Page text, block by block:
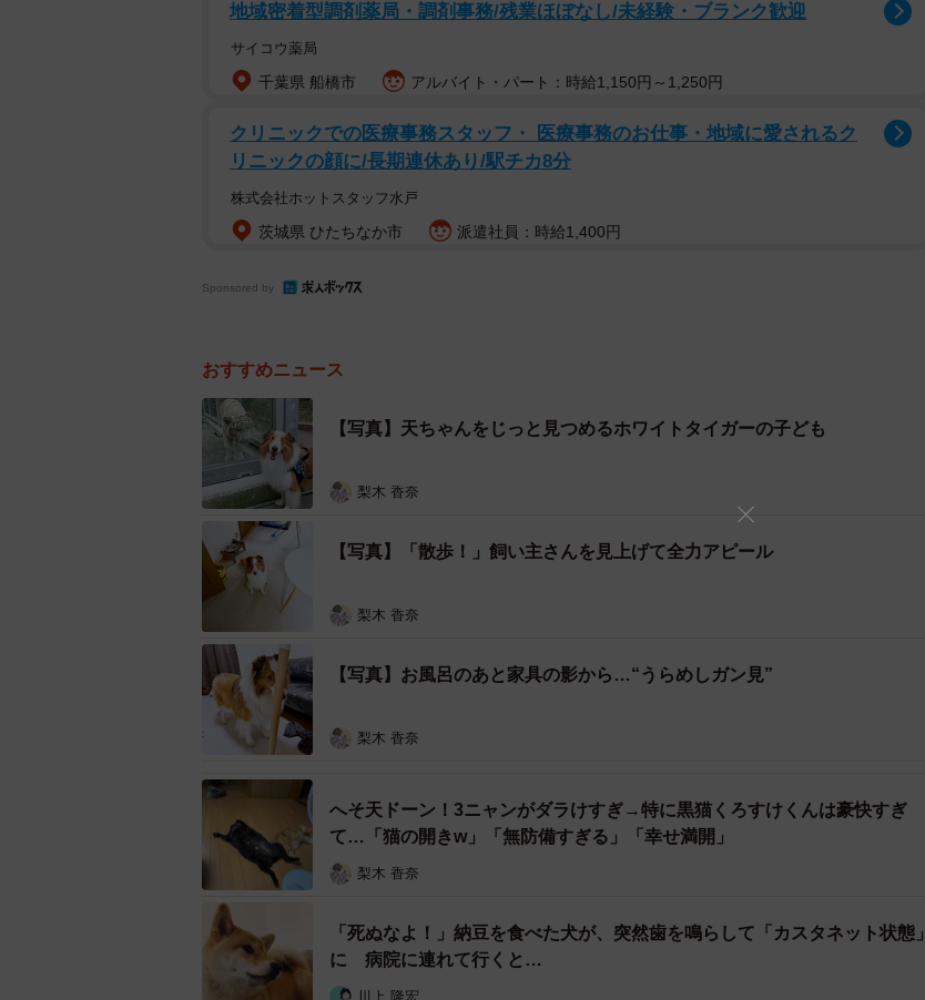
ホワイトタイガーの子どもと対面した天ちゃん（画像提供：むじゅっとてんちゃんさん）
「伊豆アニマルキングダム」（静岡県賀茂郡）を訪れた際、ガラス張りの飼育室のそばにや
って来た天ちゃん。するとホワイトタイガーも興味津々といった様子で近づき、天ちゃんの
ことをじっと見つめてきました。
ふたりの間にあるのはわずか数十cmのガラス1枚。思わずハラハラしてしまう未知との遭遇
に、6.8万件超の“いいね”が寄せられています。このあと、天ちゃんはどうしたのでしょう
か？ 飼い主さんに詳しくお話を伺いました。
ガラス越しの出会いに思わずソワソワ
地域密着型調剤薬局・調剤事務/残業ほぼなし/未経験・ブランク歓迎
サイコウ薬局
千葉県 船橋市 アルバイト・パート：時給1,150円～1,250円
クリニックでの医療事務スタッフ・ 医療事務のお仕事・地域に愛されるク
リニックの顔に/長期連休あり/駅チカ8分
株式会社ホットスタッフ水戸
茨城県 ひたちなか市 派遣社員：時給1,400円
Sponsored by
おすすめニュース
【写真】天ちゃんをじっと見つめるホワイトタイガーの子ども
梨木 香奈
【写真】「散歩！」飼い主さんを見上げて全力アピール
梨木 香奈
【写真】お風呂のあと家具の影から…“うらめしガン見”
梨木 香奈
へそ天ドーン！3ニャンがダラけすぎ→特に黒猫くろすけくんは豪快すぎ
て…「猫の開きw」「無防備すぎる」「幸せ満開」
梨木 香奈
「死ぬなよ！」納豆を食べた犬が、突然歯を鳴らして「カスタネット状態」
に 病院に連れて行くと…
川上 隆宏